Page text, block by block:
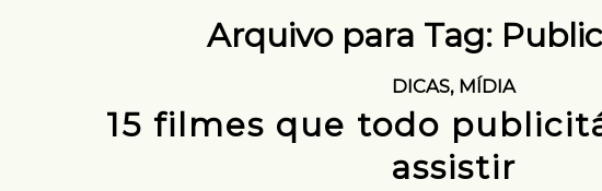
Arquivo para Tag:
DICAS, MÍDIA
15 filmes que todo
assistir